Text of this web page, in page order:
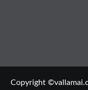
Copyright